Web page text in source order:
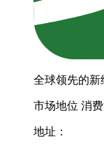
全球领先的新
市场地位 消
地址：